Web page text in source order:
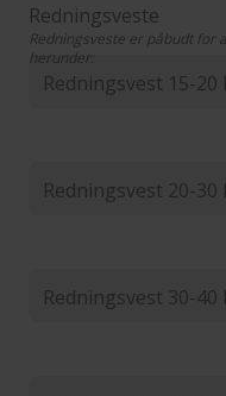
Redningsveste
Redningsveste er påbudt for
herunder:
Redningsvest 15-20
20
Redningsvest 20-30
30
Redningsvest 30-40